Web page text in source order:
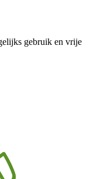
gebruik en vrije